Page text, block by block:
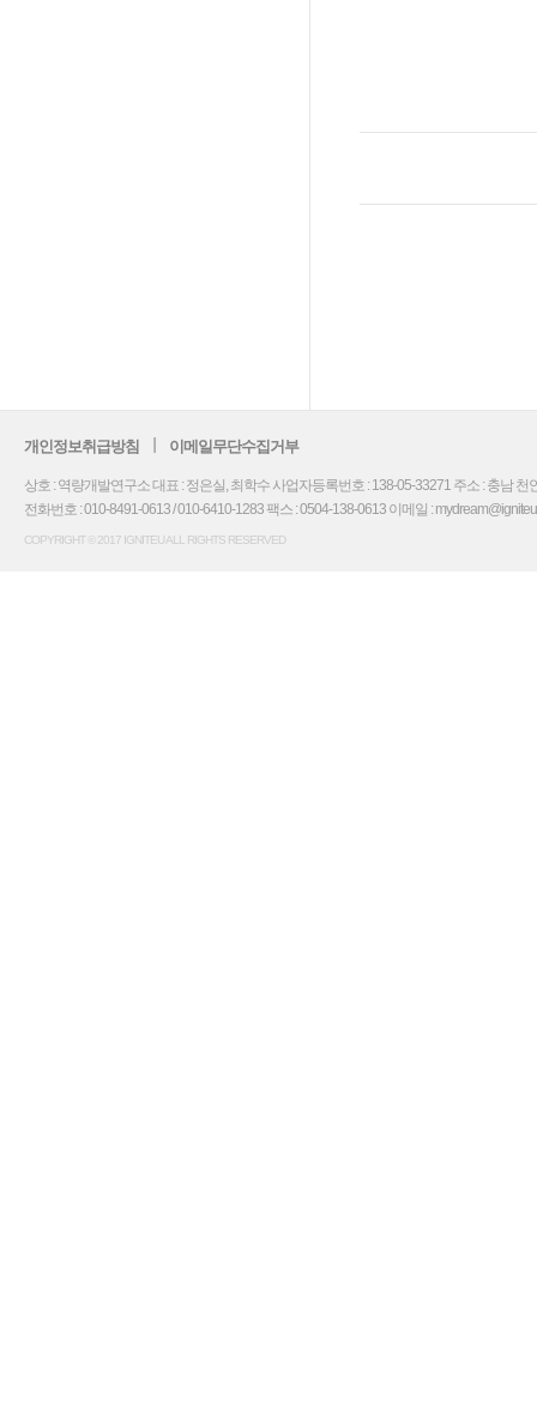
개인정보취급방침 이메일무단수집거부
상호 : 역량개발연구소 대표 : 정은실, 최학수 사업자등록번호 : 138-05-33271 주소 : 충남 천
전화번호 : 010-8491-0613 / 010-6410-1283 팩스 : 0504-138-0613 이메일 :
COPYRIGHT © 2017 IGNITEU ALL RIGHTS RESERVED